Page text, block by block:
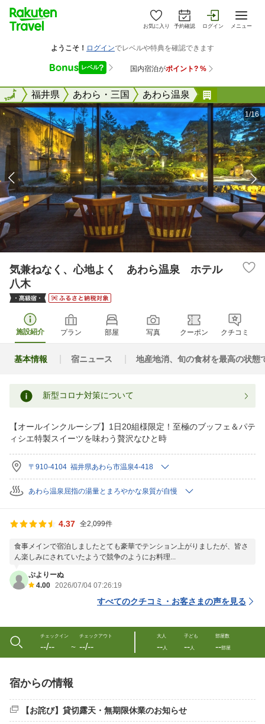
お気に入り 予約確認 ログイン メニュー
全国福井県 あわら・三国 あわら温泉
全国
1/16
気兼ねなく、心地よく あわら温泉 ホテル
八木
施設紹介 プラン 部屋 写真 クーポン クチコミ
基本情報 宿ニュース 地産地消、旬の食材を最高の状態
新型コロナ対策について
【オールインクルーシブ】1日20組様限定！至極のブッフェ＆パテ
ィシエ特製スイーツを味わう贅沢なひと時
〒910-4104 福井県あわら市温泉4-418
あわら温泉屈指の湯量とまろやかな泉質が自慢
4.37 全2,099件
食事メインで宿泊しましたとても豪華でテンション上がりましたが、皆さ
ん楽しみにされていたようで競争のようにお料理...
ぷよりーぬ
4.00 2026/07/04 07:26:19
すべてのクチコミ・お客さまの声を見る
チェックイン
--/-- 〜
チェックアウト
--/--
大人
--人
子ども
--人
部屋数
--部屋
宿からの情報
【お詫び】貸切露天・無期限休業のお知らせ